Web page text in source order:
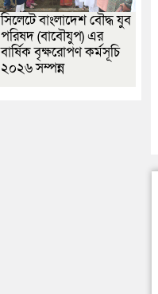
সিলেটে বাংলাদেশ বৌদ্ধ যুব
পরিষদ (বাবৌযুপ) এর
বার্ষিক বৃক্ষরোপণ কর্মসূচি
২০২৬ সম্পন্ন